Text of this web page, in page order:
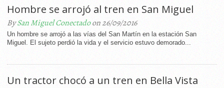
Hombre se arrojó al tren en San Miguel
BySan Miguel Conectadoon 26/09/2016
Un hombre se arrojó a las vías del San Martín en la estación San
Miguel. El sujeto perdió la vida y el servicio estuvo demorado...
Un tractor chocó a un tren en Bella Vista